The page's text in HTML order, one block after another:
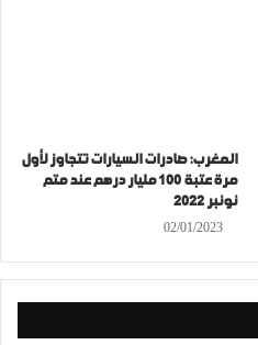
المغرب: صادرات السيارات تتجاوز لأول
مرة عتبة 100 مليار درهم عند متم
نونبر 2022
02/01/2023